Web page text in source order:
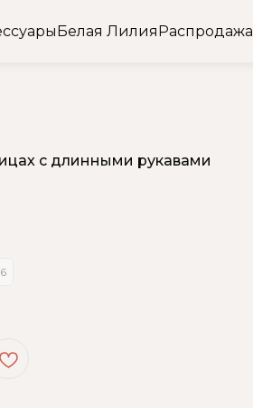
Белая ЛилияРаспродажа
с длинными рукавами